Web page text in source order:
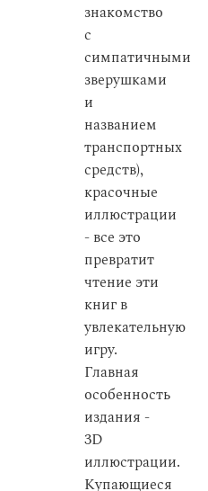
знакомство
с
симпатичными
зверушками
и
названием
транспортных
средств),
красочные
иллюстрации
- все это
превратит
чтение эти
книг в
увлекательную
игру.
Главная
особенность
издания -
3D
иллюстрации.
Купающиеся